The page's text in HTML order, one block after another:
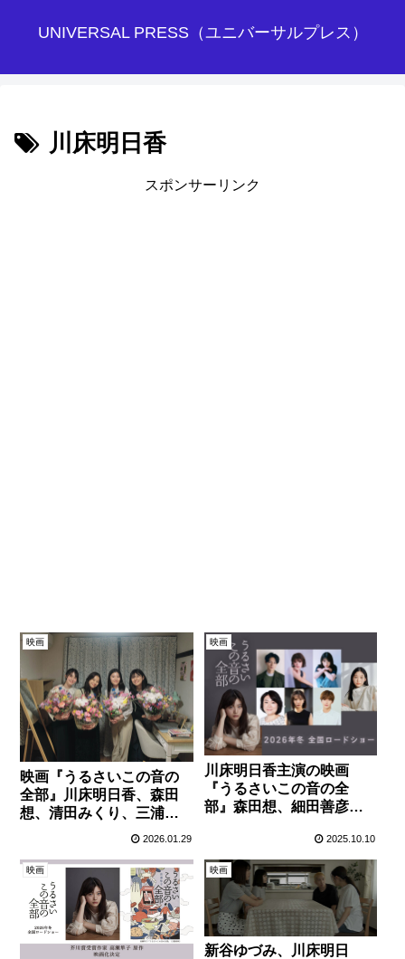
UNIVERSAL PRESS（ユニバーサルプレス）
川床明日香
スポンサーリンク
映画
映画『うるさいこの音の
全部』川床明日香、森田
想、清田みくり、三浦理
奈が揃ってクランクアッ
2026.01.29
映画
川床明日香主演の映画
『うるさいこの音の全
部』森田想、細田善彦、
加キャストが解禁！2025.10.10
映画 映画
新谷ゆづみ、川床明日